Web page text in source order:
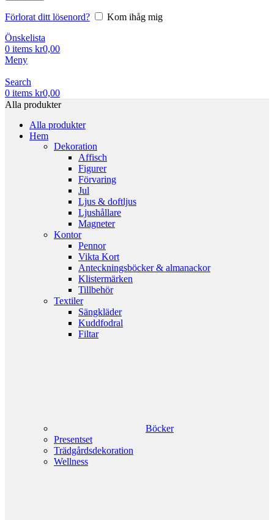
Förlorat ditt lösenord?
Kom ihåg mig
Önskelista
0 items kr0,00
Meny
Search
0 items kr0,00
Alla produkter
Alla produkter
Hem
Dekoration
Affisch
Figurer
Förvaring
Jul
Ljus & doftljus
Ljushållare
Magneter
Kontor
Pennor
Vikta Kort
Anteckningsböcker & almanackor
Klistermärken
Tillbehör
Textiler
Sängkläder
Kuddfodral
Filtar
Böcker
Presentset
Trädgårdsdekoration
Wellness